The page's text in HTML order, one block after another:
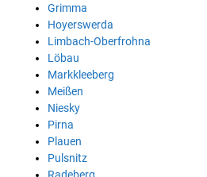
Grimma
Hoyerswerda
Limbach-Oberfrohna
Löbau
Markkleeberg
Meißen
Niesky
Pirna
Plauen
Pulsnitz